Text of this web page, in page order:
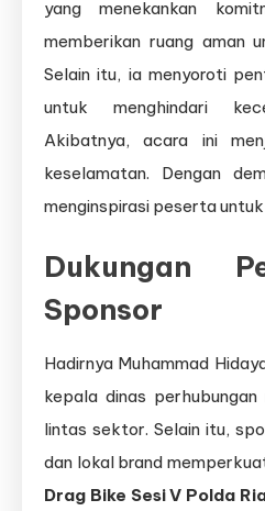
yang menekankan
memberikan ruang aman
Selain itu, ia menyoroti
untuk menghindari
Akibatnya, acara ini
keselamatan. Dengan
menginspirasi peserta
Dukungan
Sponsor
Hadirnya Muhammad
kepala dinas perhubungan
lintas sektor. Selain itu,
dan lokal brand
Drag Bike Sesi V Polda